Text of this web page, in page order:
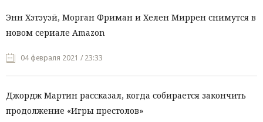
Энн Хэтэуэй, Морган Фриман и Хелен Миррен снимутся в
новом сериале Amazon
04 февраля 2021 / 23:33
Джордж Мартин рассказал, когда собирается закончить
продолжение «Игры престолов»